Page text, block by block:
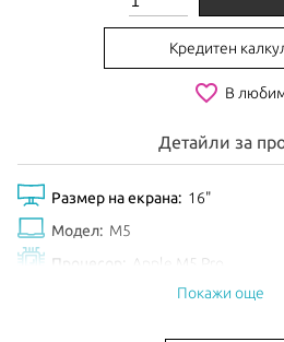
Кредитен
favorite_border В
Детайли за
Размер на екрана: 16"
Модел: M5
Процесор:
Apple M5 Pro
Покажи още